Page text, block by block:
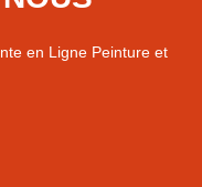
en Ligne Peinture et